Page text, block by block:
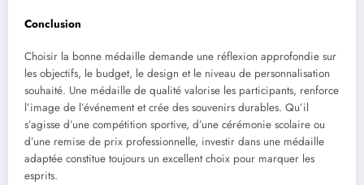
Conclusion
Choisir la bonne médaille demande une réflexion approfondie sur
les objectifs, le budget, le design et le niveau de personnalisation
souhaité. Une médaille de qualité valorise les participants, renforce
l’image de l’événement et crée des souvenirs durables. Qu’il
s’agisse d’une compétition sportive, d’une cérémonie scolaire ou
d’une remise de prix professionnelle, investir dans une médaille
adaptée constitue toujours un excellent choix pour marquer les
esprits.